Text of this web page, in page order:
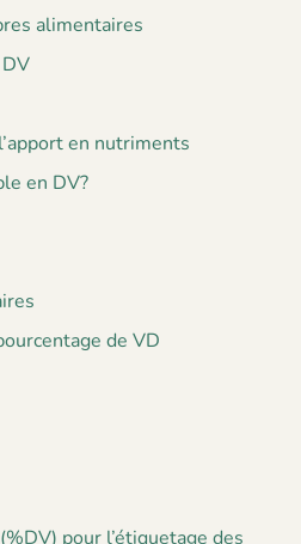
alimentaires
en nutriments
en DV?
de VD
pour l’étiquetage des